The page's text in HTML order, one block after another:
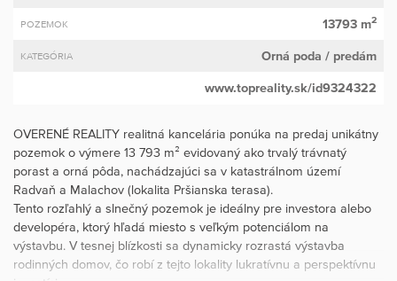
POZEMOK 13793 m2
KATEGÓRIA Orná poda / predám
www.topreality.sk/id9324322
OVERENÉ REALITY realitná kancelária ponúka na predaj unikátny
pozemok o výmere 13 793 m² evidovaný ako trvalý trávnatý
porast a orná pôda, nachádzajúci sa v katastrálnom území
Radvaň a Malachov (lokalita Pršianska terasa).
Tento rozľahlý a slnečný pozemok je ideálny pre investora alebo
developéra, ktorý hľadá miesto s veľkým potenciálom na
výstavbu. V tesnej blízkosti sa dynamicky rozrastá výstavba
rodinných domov, čo robí z tejto lokality lukratívnu a perspektívnu